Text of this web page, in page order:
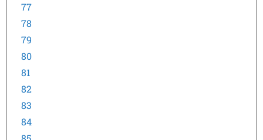
77
78
79
80
81
82
83
84